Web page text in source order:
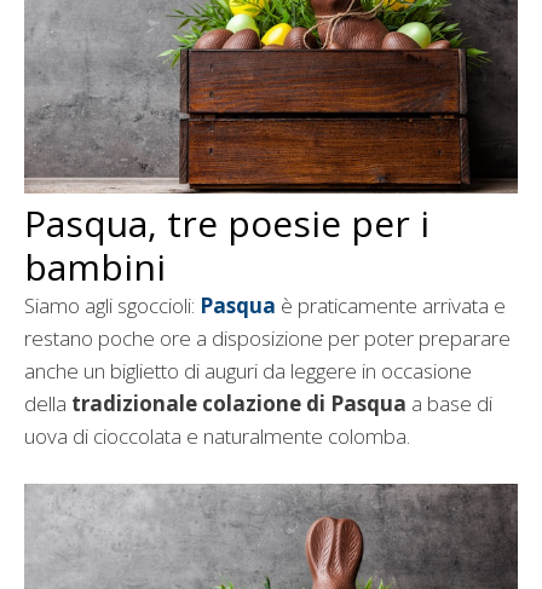
Pasqua, tre poesie per i
bambini
Siamo agli sgoccioli: Pasqua è praticamente arrivata e
restano poche ore a disposizione per poter preparare
anche un biglietto di auguri da leggere in occasione
della tradizionale colazione di Pasqua a base di
uova di cioccolata e naturalmente colomba.